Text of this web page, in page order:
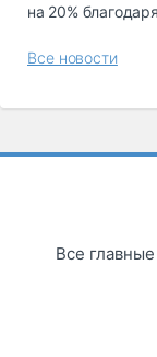
на 20%
Все новости
Все